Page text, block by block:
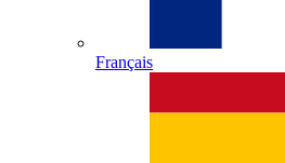
Français